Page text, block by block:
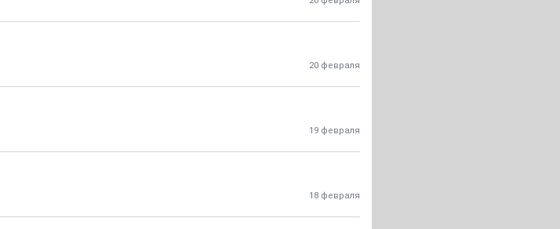
20 февраля
19 февраля
18 февраля